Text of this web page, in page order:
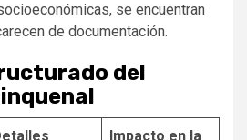
se encuentran
de documentación.
del
Impacto en la